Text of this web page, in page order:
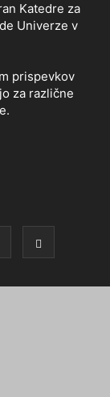
Katedre za
Univerze v
prispevkov
za različne